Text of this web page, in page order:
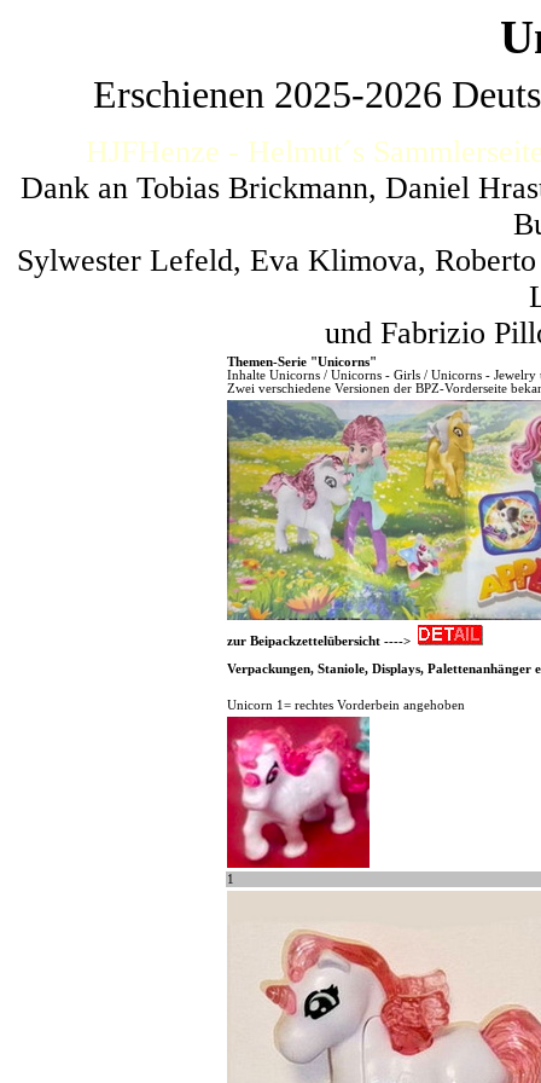
Erschienen 2025-2026
HJFHenze - Helmut´s
Dank an Tobias Brickmann, Daniel
Sylwester Lefeld, Eva Klimova,
und Fabrizio
Themen-Serie "Unicorns"
Inhalte Unicorns / Unicorns - Girls / Unicorns - Jewelry
Zwei verschiedene Versionen der BPZ-Vorderseite
zur Beipackzettelübersicht ---->
Verpackungen, Staniole, Displays, Palettenanhänger
Unicorn 1= rechtes Vorderbein angehoben
1